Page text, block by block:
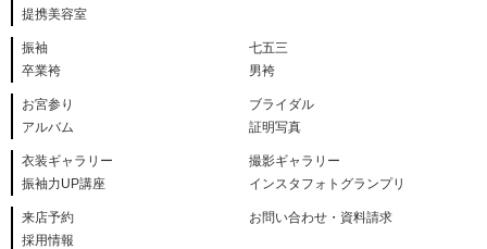
提携美容室
振袖
七五三
卒業袴
男袴
お宮参り
ブライダル
アルバム
証明写真
衣装ギャラリー
撮影ギャラリー
振袖力UP講座
インスタフォトグランプリ
来店予約
お問い合わせ・資料請求
採用情報